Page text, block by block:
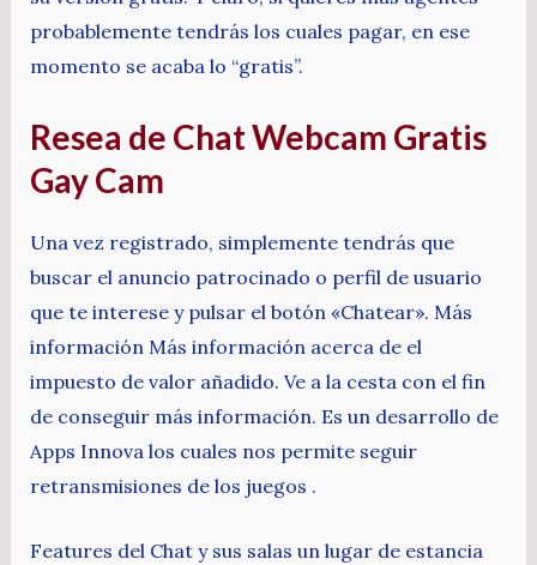
probablemente tendrás los cuales pagar, en ese
momento se acaba lo “gratis”.
Resea de Chat Webcam Gratis
Gay Cam
Una vez registrado, simplemente tendrás que
buscar el anuncio patrocinado o perfil de usuario
que te interese y pulsar el botón «Chatear». Más
información Más información acerca de el
impuesto de valor añadido. Ve a la cesta con el fin
de conseguir más información. Es un desarrollo de
Apps Innova los cuales nos permite seguir
retransmisiones de los juegos .
Features del Chat y sus salas un lugar de estancia